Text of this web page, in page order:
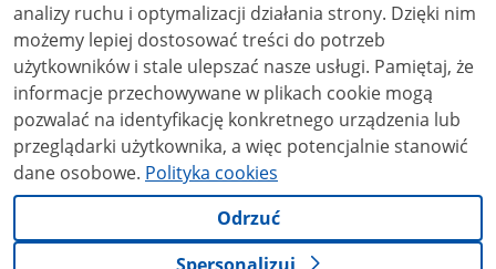
analizy ruchu i optymalizacji działania strony. Dzięki nim
możemy lepiej dostosować treści do potrzeb
użytkowników i stale ulepszać nasze usługi. Pamiętaj, że
informacje przechowywane w plikach cookie mogą
pozwalać na identyfikację konkretnego urządzenia lub
przeglądarki użytkownika, a więc potencjalnie stanowić
dane osobowe. Polityka cookies
Odrzuć